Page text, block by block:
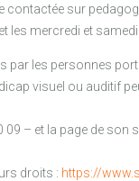
contactée sur
les mercredi et
par les personnes
visuel ou auditif
09 – et la page de
droits : https://